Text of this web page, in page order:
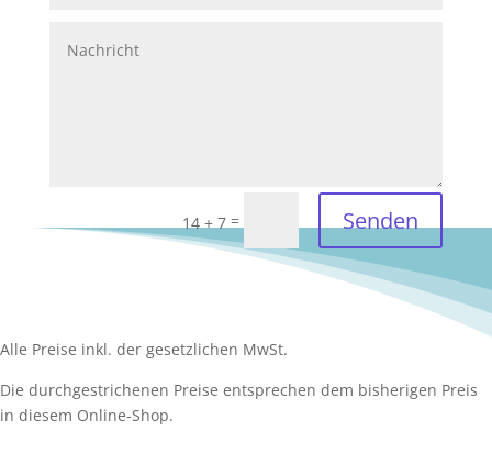
14 + 7 = Senden
Alle Preise inkl. der gesetzlichen MwSt.
Die durchgestrichenen Preise entsprechen dem bisherigen Preis
in diesem Online-Shop.